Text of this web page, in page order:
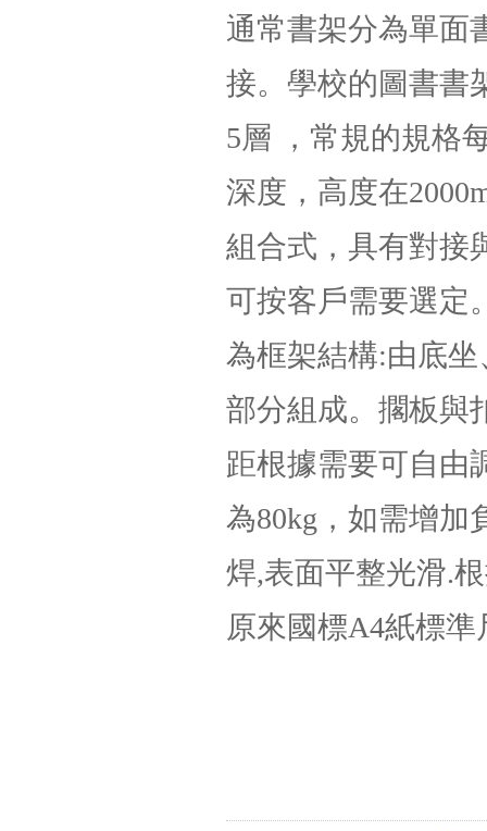
通常書架分為單面
接。學校的圖書書
5層 ，常規的規格
深度，高度在
組合式，具有對接
可按客戶需要選定
為框架結構:由底
部分組成。擱板與
距根據需要可自由
為80kg，如需增加
焊,表面平整光滑.
原來國標A4紙標